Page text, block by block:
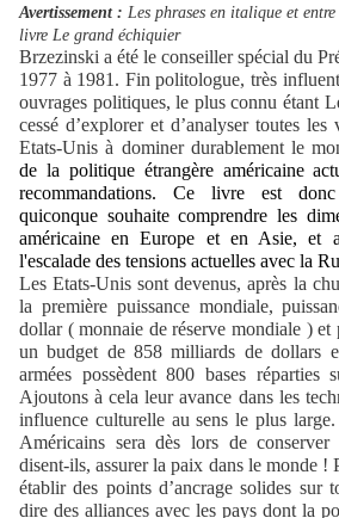
Avertissement : Les phrases en italique et
livre Le grand échiquier
Brzezinski a été le conseiller spécial du
1977 à 1981. Fin politologue, très
ouvrages politiques, le plus connu étant
cessé d’explorer et d’analyser toutes
Etats-Unis à dominer durablement le
de la politique étrangère américaine
recommandations. Ce livre est donc
quiconque souhaite comprendre les
américaine en Europe et en Asie, et
l'escalade des tensions actuelles avec la
Les Etats-Unis sont devenus, après la
la première puissance mondiale,
dollar ( monnaie de réserve mondiale ) et
un budget de 858 milliards de dollars
armées possèdent 800 bases réparties
Ajoutons à cela leur avance dans les
influence culturelle au sens le plus
Américains sera dès lors de conserver
disent-ils, assurer la paix dans le monde
établir des points d’ancrage solides sur
dire des alliances avec les pays dont la